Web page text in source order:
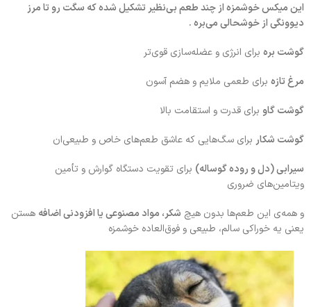
این میکس خوشمزه از چند طعم بی‌نظیر تشکیل شده که سگت رو تا مرز
دیوونگی از خوشحالی می‌بره .
گوشت بره برای انرژی و عضله‌سازی قوی‌تر
مرغ تازه برای طعمی ملایم و هضم آسون
گوشت گاو برای قدرت و استقامت بالا
گوشت شکار برای سگ‌هایی که عاشق طعم‌های خاص و طبیعی‌ان
سیرابی (دل و روده گوساله) برای تقویت دستگاه گوارش و تأمین
ویتامین‌های ضروری
و همه‌ی این طعم‌ها بدون هیچ شکر، مواد مصنوعی یا افزودنی اضافه هستن
یعنی یه خوراکی سالم، طبیعی و فوق‌العاده خوشمزه